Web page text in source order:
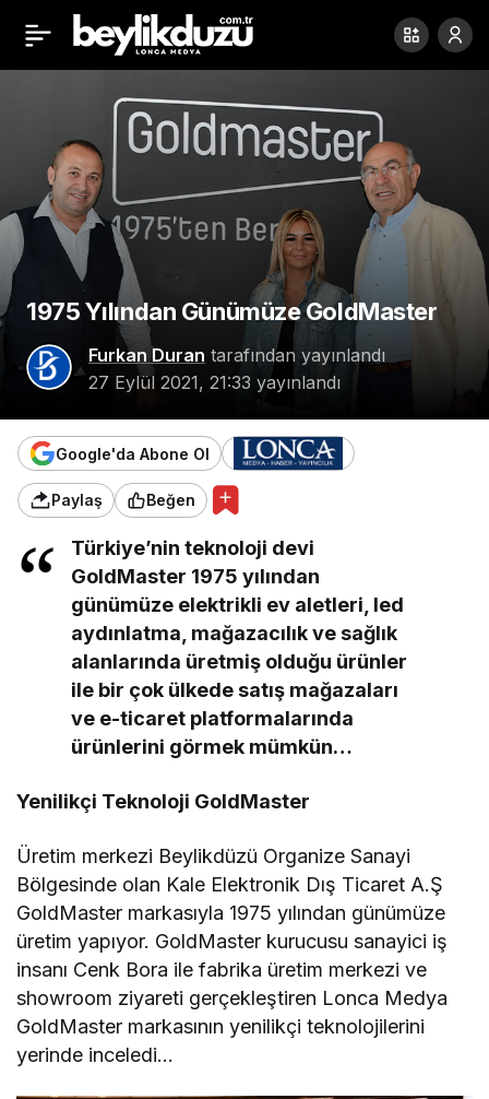
1975 Yılından Günümüze GoldMaster
Furkan Duran tarafından yayınlandı
27 Eylül 2021, 21:33 yayınlandı
Google'da Abone Ol
Paylaş Beğen
Türkiye’nin teknoloji devi
GoldMaster 1975 yılından
günümüze elektrikli ev aletleri, led
aydınlatma, mağazacılık ve sağlık
alanlarında üretmiş olduğu ürünler
ile bir çok ülkede satış mağazaları
ve e-ticaret platformalarında
ürünlerini görmek mümkün…
Yenilikçi Teknoloji GoldMaster
Üretim merkezi Beylikdüzü Organize Sanayi
Bölgesinde olan Kale Elektronik Dış Ticaret A.Ş
GoldMaster markasıyla 1975 yılından günümüze
üretim yapıyor. GoldMaster kurucusu sanayici iş
insanı Cenk Bora ile fabrika üretim merkezi ve
showroom ziyareti gerçekleştiren Lonca Medya
GoldMaster markasının yenilikçi teknolojilerini
yerinde inceledi…
Beylikdüzü Komşuları
Gecesi Düzenledi
Paylaş